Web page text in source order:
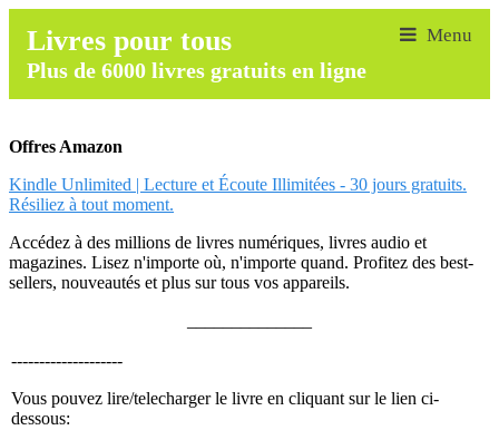
Livres pour tous
Plus de 6000 livres gratuits en ligne
Offres Amazon
Kindle Unlimited | Lecture et Écoute Illimitées - 30 jours gratuits.
Résiliez à tout moment.
Accédez à des millions de livres numériques, livres audio et
magazines. Lisez n'importe où, n'importe quand. Profitez des best-
sellers, nouveautés et plus sur tous vos appareils.
--------------------
Vous pouvez lire/telecharger le livre en cliquant sur le lien ci-
dessous: